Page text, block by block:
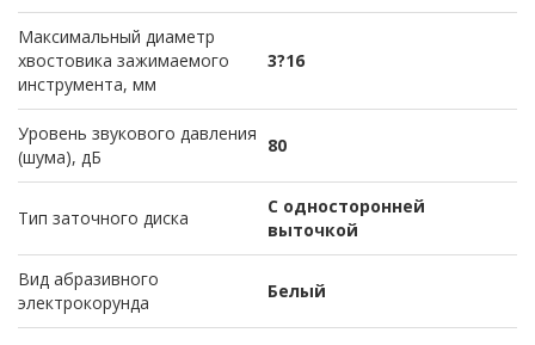
Максимальный диаметр
хвостовика зажимаемого
инструмента, мм
3?16
Уровень звукового давления
(шума), дБ
80
Тип заточного диска
С односторонней
выточкой
Вид абразивного
электрокорунда
Белый